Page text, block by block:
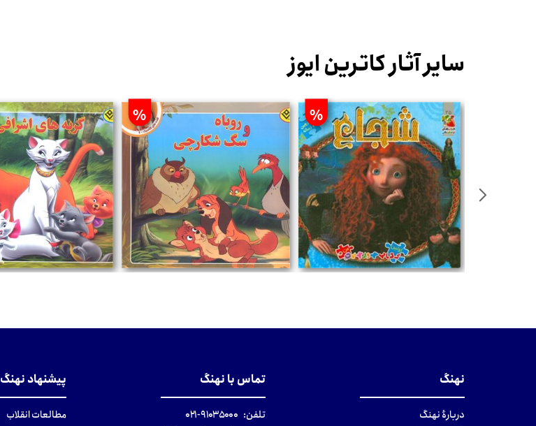
سایر آثار کاترین ایوز
%
%
نهنگ
دربارهٔ نهنگ
تماس با نهنگ
تلفن: ۹۱۰۳۵۰۰۰-۰۲۱
پیشنهاد نهنگ
مطالعات انقلاب